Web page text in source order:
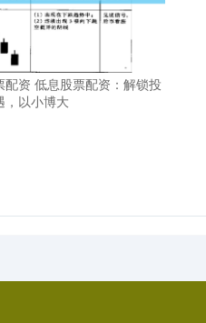
配资 低息股票配资：解锁投
，以小博大